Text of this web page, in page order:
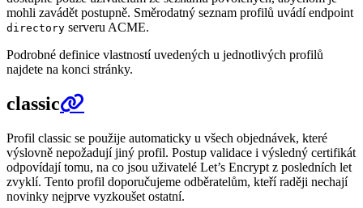
mohli zavádět postupně. Směrodatný seznam profilů uvádí endpoint
directory serveru ACME.
Podrobné definice vlastností uvedených u jednotlivých profilů
najdete na konci stránky.
classic
Profil classic se použije automaticky u všech objednávek, které
výslovně nepožadují jiný profil. Postup validace i výsledný certifikát
odpovídají tomu, na co jsou uživatelé Let’s Encrypt z posledních let
zvyklí. Tento profil doporučujeme odběratelům, kteří raději nechají
novinky nejprve vyzkoušet ostatní.